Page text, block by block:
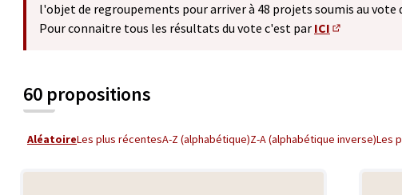
l'objet de regroupements pour arriver à 48 projets soumis au vote
Pour connaitre tous les résultats du vote c'est par ICI
60 propositions
AléatoireLes plus récentesA-Z (alphabétique)Z-A (alphabétique inverse)Les